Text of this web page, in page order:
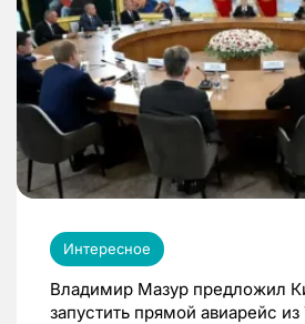
Интересное
Владимир Мазур предложил
запустить прямой авиарейс